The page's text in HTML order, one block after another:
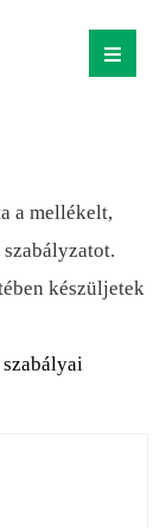
a mellékelt,
készüljetek